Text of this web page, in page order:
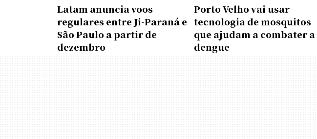
Latam anuncia voos
regulares entre Ji-Paraná e
São Paulo a partir de
dezembro
Porto Velho vai usar
tecnologia de mosquitos
que ajudam a combater a
dengue